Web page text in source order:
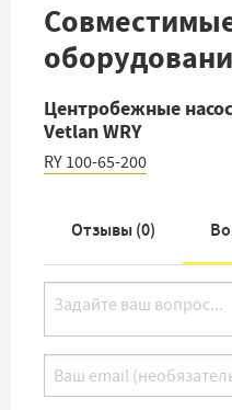
Центробежные
Vetlan WRY
RY 100-65-200
Отзывы (0)